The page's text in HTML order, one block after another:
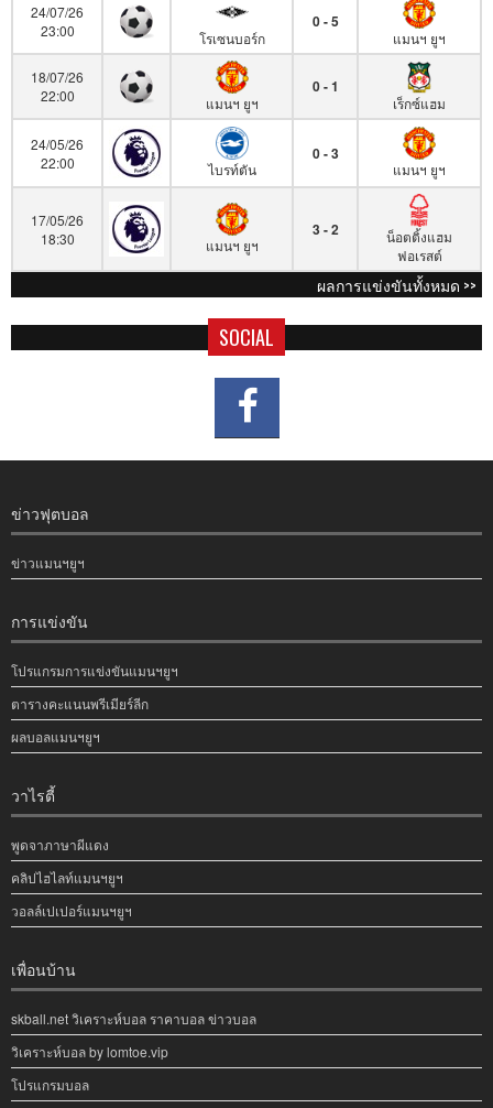
24/07/26
23:00
โรเซนบอร์ก
0 - 5
แมนฯ ยูฯ
18/07/26
22:00
แมนฯ ยูฯ
0 - 1
เร็กซ์แฮม
24/05/26
22:00
ไบรท์ตัน
0 - 3
แมนฯ ยูฯ
17/05/26
18:30
แมนฯ ยูฯ
3 - 2
น็อตติ้งแฮม
ฟอเรสต์
ผลการแข่งขันทั้งหมด >>
SOCIAL
ข่าวฟุตบอล
ข่าวแมนฯยูฯ
การแข่งขัน
โปรแกรมการแข่งขันแมนฯยูฯ
ตารางคะแนนพรีเมียร์ลีก
ผลบอลแมนฯยูฯ
วาไรตี้
พูดจาภาษาผีแดง
คลิปไฮไลท์แมนฯยูฯ
วอลล์เปเปอร์แมนฯยูฯ
เพื่อนบ้าน
skball.net วิเคราะห์บอล ราคาบอล ข่าวบอล
วิเคราะห์บอล by lomtoe.vip
โปรแกรมบอล